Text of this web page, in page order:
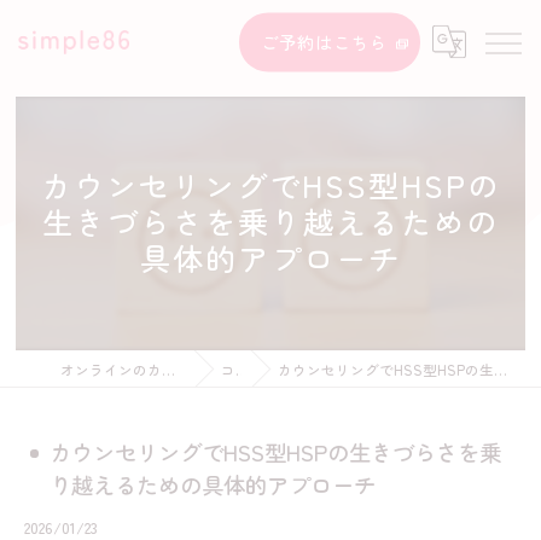
ご予約はこちら
カウンセリングでHSS型HSPの
生きづらさを乗り越えるための
具体的アプローチ
オンラインのカウンセリングならsimple86 コラム カウンセリングでHSS型HSPの生きづらさを乗り越えるための具体的アプローチ
カウンセリングでHSS型HSPの生きづらさを乗
り越えるための具体的アプローチ
2026/01/23